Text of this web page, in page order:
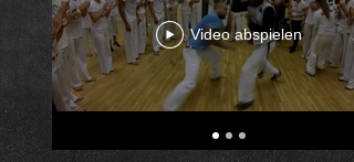
Video abspielen